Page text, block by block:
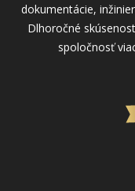
dokumentácie,
Dlhoročné
spoločnosť